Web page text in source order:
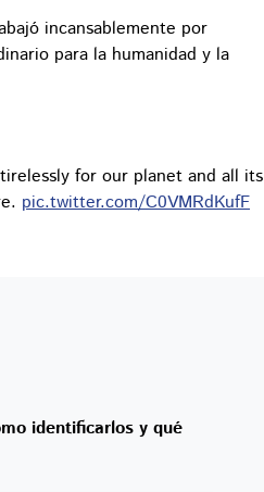
incansablemente por
para la humanidad y la
for our planet and all its
pic.twitter.com/C0VMRdKufF
identificarlos y qué